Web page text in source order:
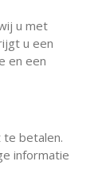
u met
u een
en een
te betalen.
informatie